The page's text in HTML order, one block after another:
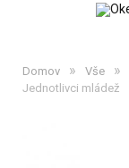
Domov » Vše »
Jednotlivci mládež